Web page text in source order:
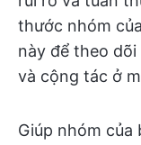
thước nhóm
này để theo
và cộng tác ở
Giúp nhóm